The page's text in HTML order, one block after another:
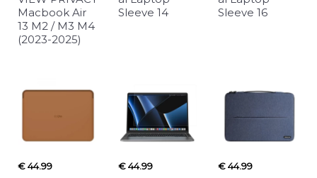
Macbook Air
13 M2 / M3 M4
(2023-2025)
Sleeve 14
Sleeve 16
€ 44.99 € 44.99 € 44.99